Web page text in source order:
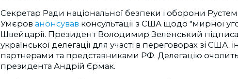
Секретар Ради національної безпеки і оборони Рустем
Умєров анонсував консультації з США щодо "мирної
Швейцарії. Президент Володимир Зеленський
української делегації для участі в переговорах зі
партнерами та представниками РФ. Делегацію
президента Андрій Єрмак.